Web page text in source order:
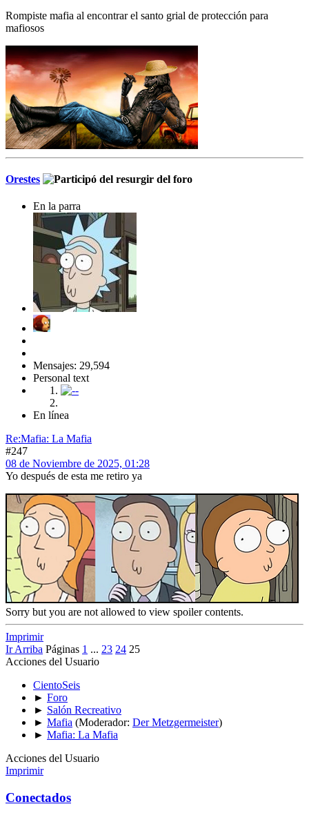
Rompiste mafia al encontrar el santo grial de protección para
mafiosos
Orestes
En la parra
Mensajes: 29,594
Personal text
En línea
Re:Mafia: La Mafia
#247
08 de Noviembre de 2025, 01:28
Yo después de esta me retiro ya
Sorry but you are not allowed to view spoiler contents.
Imprimir
Ir Arriba Páginas 1 ... 23 24 25
Acciones del Usuario
CientoSeis
► Foro
► Salón Recreativo
► Mafia (Moderador: Der Metzgermeister)
► Mafia: La Mafia
Acciones del Usuario
Imprimir
Conectados